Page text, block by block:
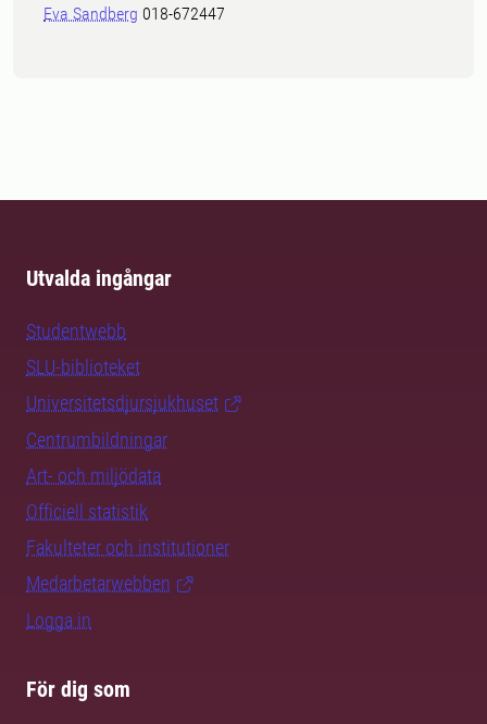
Eva Sandberg 018-672447
Utvalda ingångar
Studentwebb
SLU-biblioteket
Universitetsdjursjukhuset
Centrumbildningar
Art- och miljödata
Officiell statistik
Fakulteter och institutioner
Medarbetarwebben
Logga in
För dig som